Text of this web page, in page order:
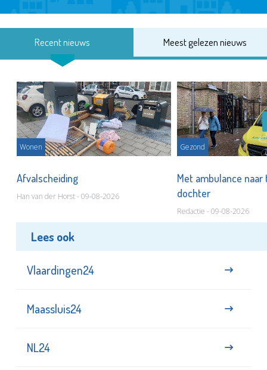
Recent nieuws Meest gelezen nieuws
Wonen
Afvalscheiding
Han van der Horst - 09-08-2026
Gezond
Met ambulance
dochter
Redactie - 09-08-2026
Lees ook
Vlaardingen24
Maassluis24
NL24